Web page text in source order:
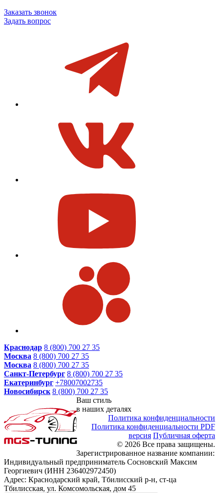
Заказать звонок
Задать вопрос
Краснодар 8 (800) 700 27 35
Москва 8 (800) 700 27 35
Москва 8 (800) 700 27 35
Санкт-Петербург 8 (800) 700 27 35
Екатеринбург +78007002735
Новосибирск 8 (800) 700 27 35
Ваш стиль
в наших деталях
Политика конфиденциальности
Политика конфиденциальности PDF
версия Публичная оферта
© 2026 Все права защищены.
Зарегистрированное название компании:
Индивидуальный предприниматель Сосновский Максим
Георгиевич (ИНН 236402972450)
Адрес: Краснодарский край, Тбилисский р-н, ст-ца
Тбилисская, ул. Комсомольская, дом 45